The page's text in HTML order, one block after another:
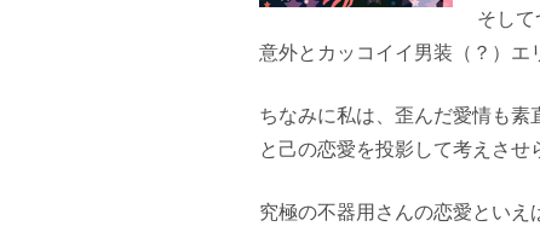
そし
意外とカッコイイ男装（？）エ
ちなみに私は、歪んだ愛情も素
と己の恋愛を投影して考えさせ
究極の不器用さんの恋愛といえ